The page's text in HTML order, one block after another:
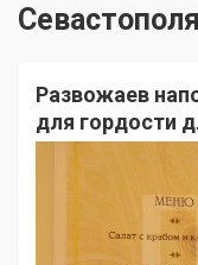
Севастополя
Развожаев
для гордости